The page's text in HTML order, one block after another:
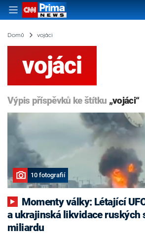
Domů vojáci
vojáci
Výpis příspěvků ke štítku „vojáci“
10 fotografií
a ukrajinská likvidace ruských
miliardu